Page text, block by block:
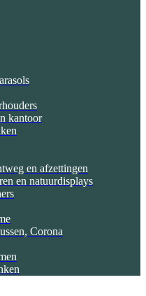
kantoor
en afzettingen
en natuurdisplays
Corona